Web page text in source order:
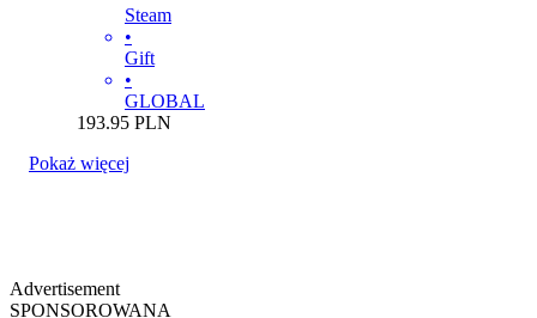
Steam
•
Gift
•
GLOBAL
193.95 PLN
Pokaż więcej
Advertisement
SPONSOROWANA